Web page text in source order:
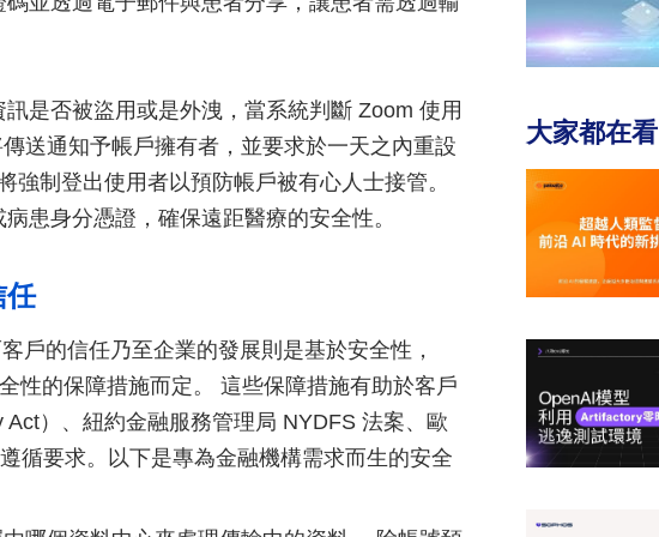
是否被盜用或是外洩，當系統判斷 Zoom 使用
送通知予帳戶擁有者，並要求於一天之內重設
制登出使用者以預防帳戶被有心人士接管。
患身分憑證，確保遠距醫療的安全性。
任
戶的信任乃至企業的發展則是基於安全性，
性的保障措施而定。 這些保障措施有助於客戶
）、紐約金融服務管理局 NYDFS 法案、歐
循要求。以下是專為金融機構需求而生的安全
大家都在看